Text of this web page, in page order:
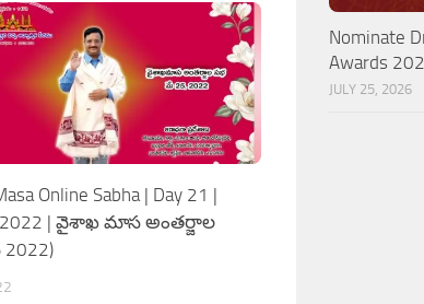
Online Sabha | Day 21 |
2022 | వైశాఖ మాస అంతర్జాల
Nominate
Awards
JULY 25, 2026